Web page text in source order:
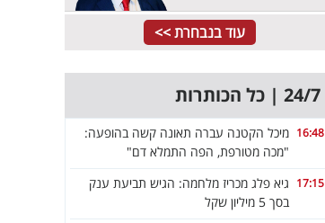
עוד בנבחרת >>
24/7 | כל הכותרות
16:48 מיכל הקטנה עברה תאונה קשה בהופעה:
"מכה מטורפת, הפה התמלא דם"
17:15 גיא פלג מכריז מלחמה: הגיש תביעת ענק
בסך 5 מיליון שקל